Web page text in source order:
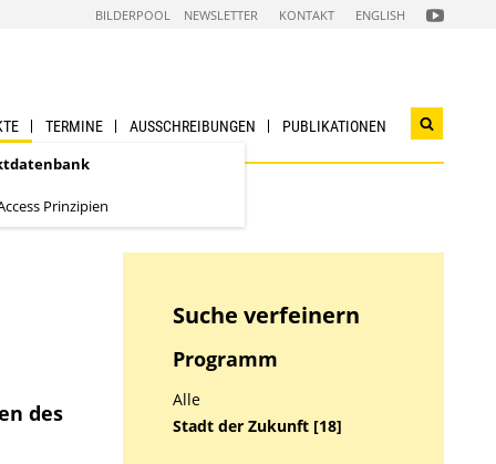
BILDERPOOL NEWSLETTER KONTAKT ENGLISH FOLGEN
SIE
Prinzipien
TERMINE AUSSCHREIBUNGEN PUBLIKATIONEN
des
Suche verfeinern
Programm
Alle
Stadt der Zukunft [18]